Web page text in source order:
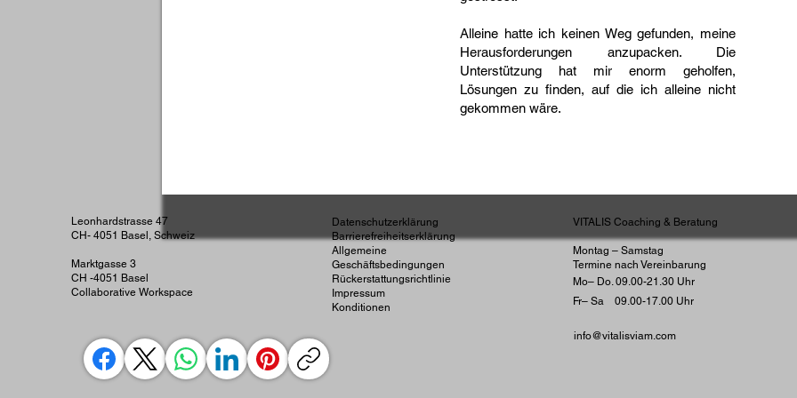
Neurowissenschaften & Gehirnforschung • Datenbasierte Persönlichkeitsentwicklung •
Lernen • Familienzeit • Bewegung & Sport
Alleine hatte ich keinen Weg gefunden, meine
Herausforderungen anzupacken. Die
Unterstützung hat mir enorm geholfen,
Lösungen zu finden, auf die ich alleine nicht
gekommen wäre.
Leonhardstrasse 47
CH- 4051 Basel, Schweiz
Marktgasse 3
CH -4051 Basel
Collaborative Workspace
Datenschutzerklärung
Barrierefreiheitserklärung
Allgemeine
Geschäftsbedingungen
Rückerstattungsrichtlinie
Impressum
Konditionen
VITALIS Coaching & Beratung
Montag – Samstag
Termine nach Vereinbarung
Mo– Do. 09.00-21.30 Uhr
Fr– Sa 09.00-17.00 Uhr
info@vitalisviam.com